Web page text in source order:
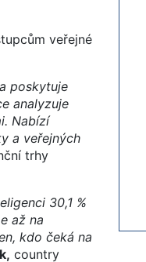
veřejné
poskytuje
analyzuje
Nabízí
a veřejných
trhy
30,1 %
až na
kdo čeká na
country